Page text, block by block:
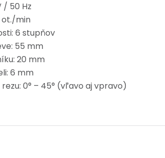
/ 50 Hz
ot./min
6 stupňov
55 mm
20 mm
6 mm
rezu: 0° – 45° (vľavo aj vpravo)